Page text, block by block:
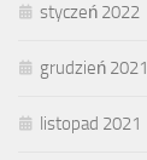
styczeń 2022
grudzień 2021
listopad 2021